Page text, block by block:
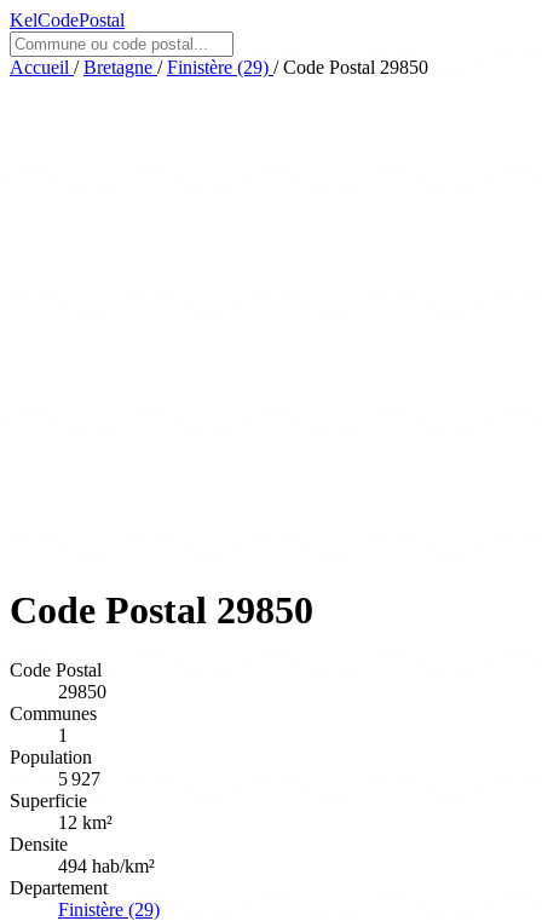
KelCodePostal
Accueil / Bretagne / Finistère (29) / Code Postal 29850
Code Postal 29850
Code Postal
29850
Communes
1
Population
5 927
Superficie
12 km²
Densite
494 hab/km²
Departement
Finistère (29)